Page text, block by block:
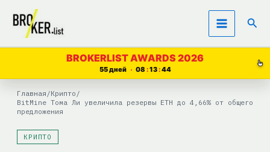
Перейти
содержимому
BROKERLIST AWARDS 2026
55 дней 08 13 44
Главная /Крипто /
BitMine Тома Ли увеличила резервы ETH до 4,66% от общего
предложения
КРИПТО